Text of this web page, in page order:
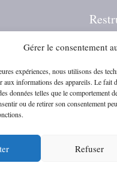
Gérer le consentement
expériences, nous utilisons des
aux informations des appareils. Le fait
données telles que le comportement
ou de retirer son consentement
Refuser